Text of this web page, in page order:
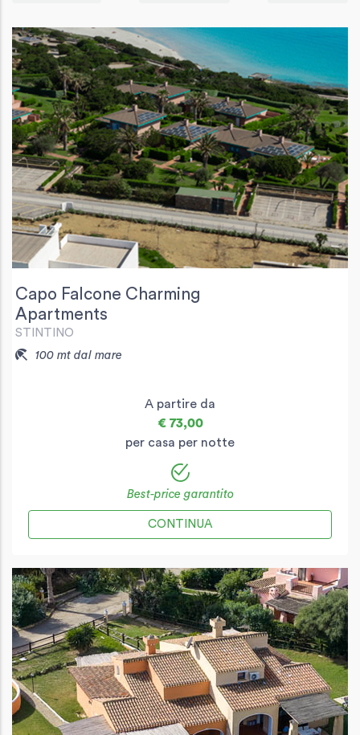
Capo Falcone Charming
Apartments
STINTINO
100 mt dal mare
A partire da
€ 73,00
per casa per notte
Best-price garantito
CONTINUA